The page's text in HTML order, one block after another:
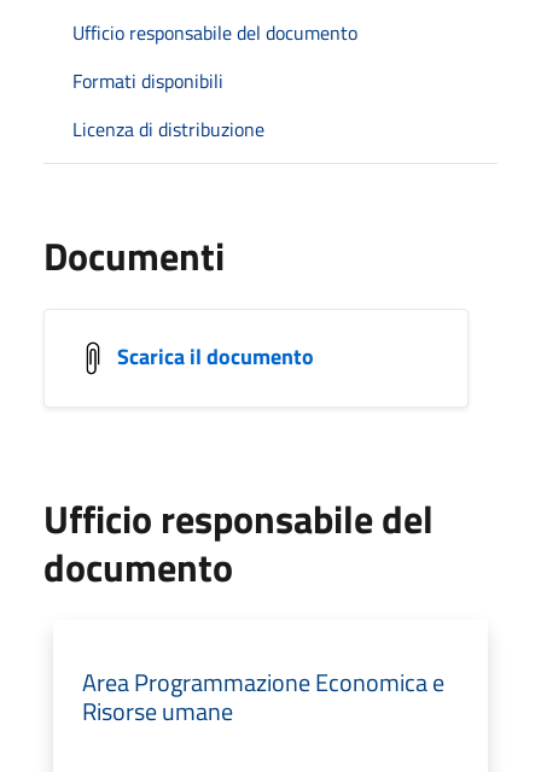
Ufficio responsabile del documento
Formati disponibili
Licenza di distribuzione
Documenti
Scarica il documento
Ufficio responsabile del
documento
Area Programmazione Economica e
Risorse umane